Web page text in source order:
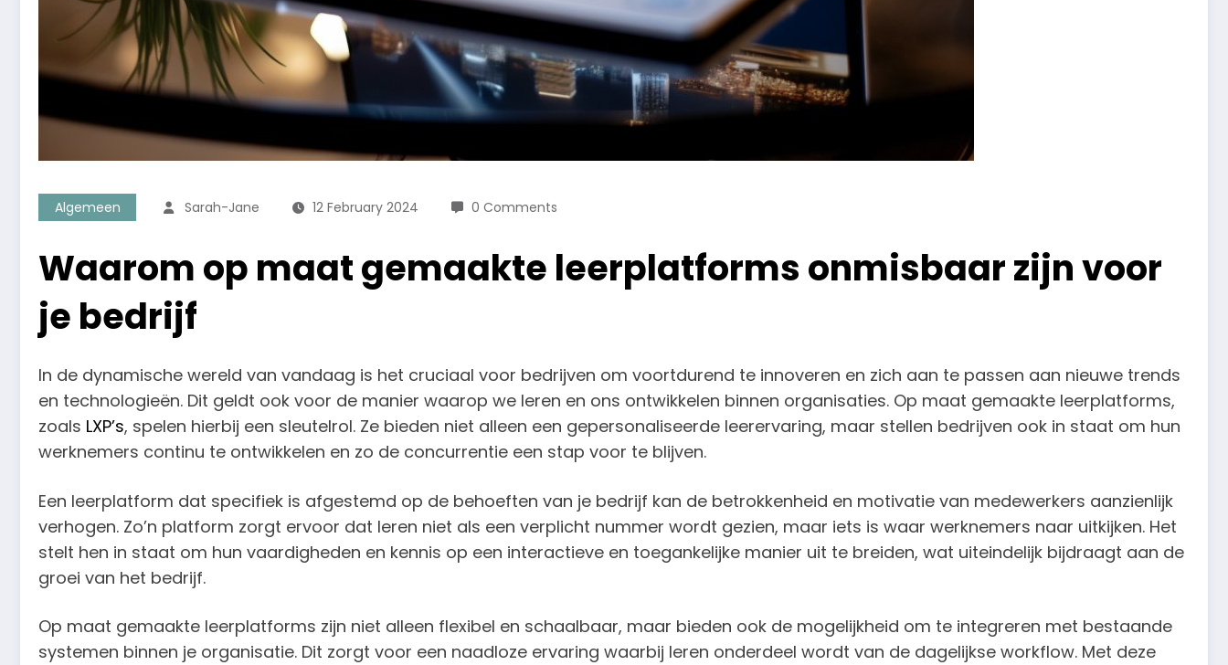
Algemeen Sarah-Jane 12 February 2024 0 Comments
Waarom op maat gemaakte leerplatforms onmisbaar zijn voor
je bedrijf
In de dynamische wereld van vandaag is het cruciaal voor bedrijven om voortdurend te innoveren en zich aan te passen aan nieuwe trends
en technologieën. Dit geldt ook voor de manier waarop we leren en ons ontwikkelen binnen organisaties. Op maat gemaakte leerplatforms,
zoals LXP’s, spelen hierbij een sleutelrol. Ze bieden niet alleen een gepersonaliseerde leerervaring, maar stellen bedrijven ook in staat om hun
werknemers continu te ontwikkelen en zo de concurrentie een stap voor te blijven.
Een leerplatform dat specifiek is afgestemd op de behoeften van je bedrijf kan de betrokkenheid en motivatie van medewerkers aanzienlijk
verhogen. Zo’n platform zorgt ervoor dat leren niet als een verplicht nummer wordt gezien, maar iets is waar werknemers naar uitkijken. Het
stelt hen in staat om hun vaardigheden en kennis op een interactieve en toegankelijke manier uit te breiden, wat uiteindelijk bijdraagt aan de
groei van het bedrijf.
Op maat gemaakte leerplatforms zijn niet alleen flexibel en schaalbaar, maar bieden ook de mogelijkheid om te integreren met bestaande
systemen binnen je organisatie. Dit zorgt voor een naadloze ervaring waarbij leren onderdeel wordt van de dagelijkse workflow. Met deze